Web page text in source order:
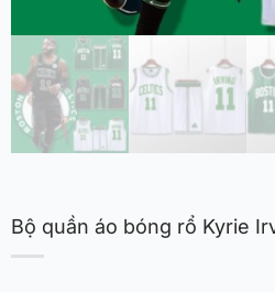
Bộ quần áo bóng rổ Kyrie